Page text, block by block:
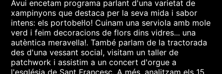
Avui encetam programa parlant d'una varietat de
xampinyons que destaca per la seva mida i sabor
intens: els portobel·lo! Cuinam una serviola amb mole
verd i feim decoracions de flors dins vidres... una
autèntica meravella!. També parlam de la tractorada
des d'una vessant social, visitam un taller de
patchwork i assistim a un concert d'orgue a
l'església de Sant Francesc. A més, analitzam els 15